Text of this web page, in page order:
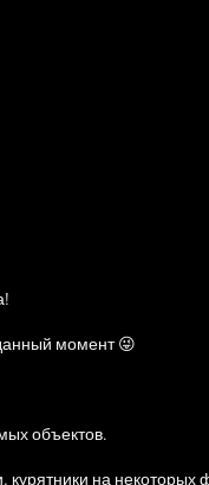
момент 😜
объектов.
на